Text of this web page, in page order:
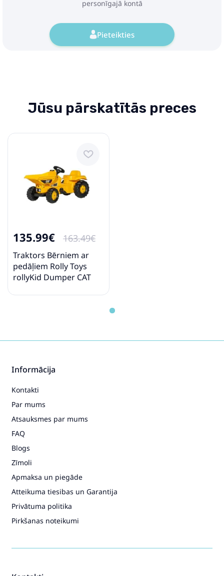
personīgajā kontā
Pieteikties
Jūsu pārskatītās preces
135.99€ 163.49€
Traktors Bērniem ar
pedāļiem Rolly Toys
rollyKid Dumper CAT
Informācija
Kontakti
Par mums
Atsauksmes par mums
FAQ
Blogs
Zīmoli
Apmaksa un piegāde
Atteikuma tiesibas un Garantija
Privātuma politika
Pirkšanas noteikumi